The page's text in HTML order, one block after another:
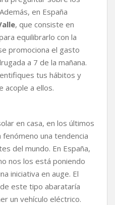
en España
, que consiste en
equilibrarlo con la
promociona el gasto
a 7 de la mañana.
tus hábitos y
acople a ellos.
en casa, en los últimos
una tendencia
del mundo. En España,
nos los está poniendo
iniciativa en auge. El
este tipo abarataría
un vehículo eléctrico.